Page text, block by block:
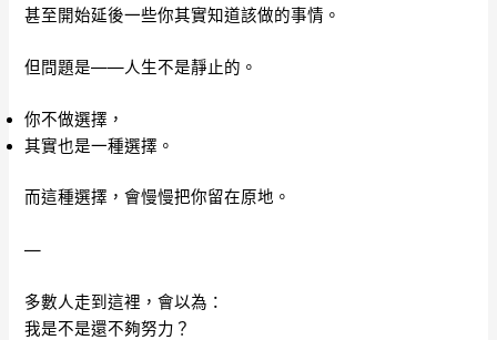
甚至開始延後一些你其實知道該做的事情。
但問題是——人生不是靜止的。
你不做選擇，
其實也是一種選擇。
而這種選擇，會慢慢把你留在原地。
—
多數人走到這裡，會以為：
我是不是還不夠努力？